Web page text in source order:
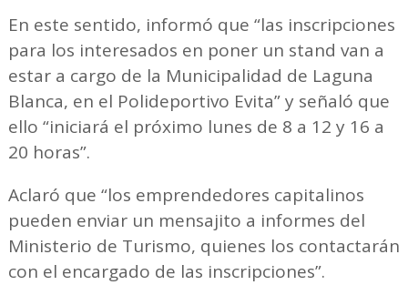
En este sentido, informó que “las inscripciones
para los interesados en poner un stand van a
estar a cargo de la Municipalidad de Laguna
Blanca, en el Polideportivo Evita” y señaló que
ello “iniciará el próximo lunes de 8 a 12 y 16 a
20 horas”.
Aclaró que “los emprendedores capitalinos
pueden enviar un mensajito a informes del
Ministerio de Turismo, quienes los contactarán
con el encargado de las inscripciones”.